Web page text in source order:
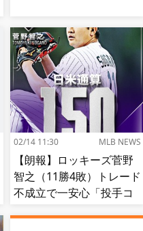
02/14 11:30 MLB NEWS
【朗報】ロッキーズ菅野
智之（11勝4敗）トレード
不成立で一安心「投手コ